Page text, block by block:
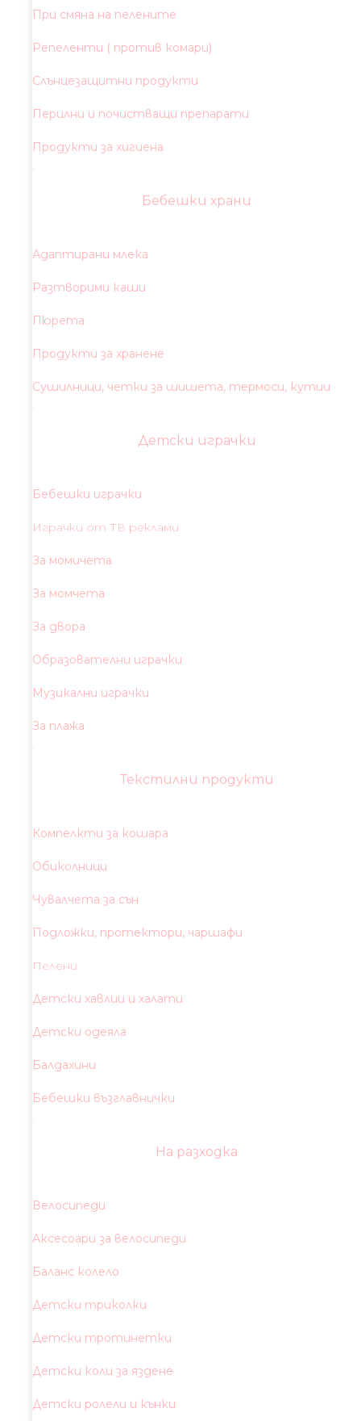
При смяна на пелените
Репеленти ( против комари)
Слънцезащитни продукти
Перилни и почистващи препарати
Продукти за хигиена
Бебешки храни
Адаптирани млека
Разтворими каши
Пюрета
Продукти за хранене
Сушилници, четки за шишета, термоси, кутии
Детски играчки
Бебешки играчки
Играчки от ТВ реклами
За момичета
За момчета
За двора
Образователни играчки
Музикални играчки
За плажа
Текстилни продукти
Компелкти за кошара
Обиколници
Чувалчета за сън
Подложки, протектори, чаршафи
Пелени
Детски хавлии и халати
Детски одеяла
Балдахини
Бебешки възглавнички
На разходка
Велосипеди
Аксесоари за велосипеди
Баланс колело
Детски триколки
Детски тротинетки
Детски коли за яздене
Детски ролели и кънки